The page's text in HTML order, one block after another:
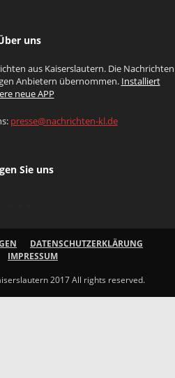
uns
aus Kaiserslautern. Die Nachrichten
Anbietern übernommen. Installiert
neue APP
presse@nachrichten-kl.de
Sie uns
DATENSCHUTZERKLÄRUNG
IMPRESSUM
2017 All rights reserved.